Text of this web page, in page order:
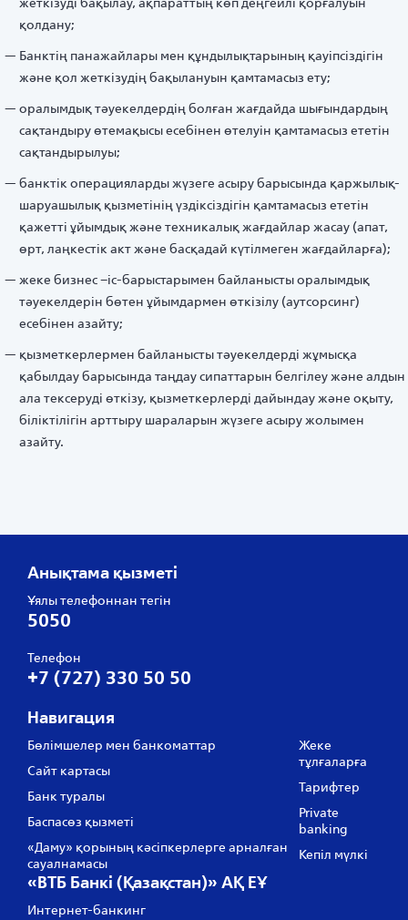
қолдану;
Банктің панажайлары мен құндылықтарының қауіпсіздігін
және қол жеткізудің бақылануын қамтамасыз ету;
оралымдық тәуекелдердің болған жағдайда шығындардың
сақтандыру өтемақысы есебінен өтелуін қамтамасыз ететін
сақтандырылуы;
банктік операцияларды жүзеге асыру барысында қаржылық-
шаруашылық қызметінің үздіксіздігін қамтамасыз ететін
қажетті ұйымдық және техникалық жағдайлар жасау (апат,
өрт, лаңкестік акт және басқадай күтілмеген жағдайларға);
жеке бизнес –іс-барыстарымен байланысты оралымдық
тәуекелдерін бөтен ұйымдармен өткізілу (аутсорсинг)
есебінен азайту;
қызметкерлермен байланысты тәуекелдерді жұмысқа
қабылдау барысында таңдау сипаттарын белгілеу және алдын
ала тексеруді өткізу, қызметкерлерді дайындау және оқыту,
біліктілігін арттыру шараларын жүзеге асыру жолымен
азайту.
Анықтама қызметі
Ұялы телефоннан тегін
5050
Телефон
+7 (727) 330 50 50
Навигация
Бөлімшелер мен банкоматтар
Сайт картасы
Банк туралы
Баспасөз қызметі
«Даму» қорының кәсіпкерлерге арналған
сауалнамасы
Жеке
тұлғаларға
Тарифтер
Private
banking
Кепіл мүлкі
«ВТБ Банкі (Қазақстан)» АҚ ЕҰ
Интернет-банкинг